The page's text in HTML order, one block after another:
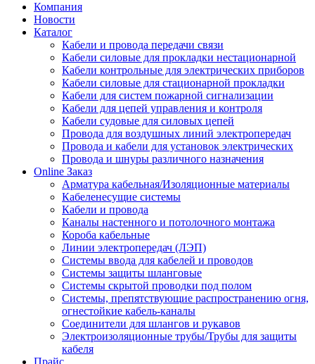
Компания
Новости
Каталог
Кабели и провода передачи связи
Кабели силовые для прокладки нестационарной
Кабели контрольные для электрических приборов
Кабели силовые для стационарной прокладки
Кабели для систем пожарной сигнализации
Кабели для цепей управления и контроля
Кабели судовые для силовых цепей
Провода для воздушных линий электропередач
Провода и кабели для установок электрических
Провода и шнуры различного назначения
Online Заказ
Арматура кабельная/Изоляционные материалы
Кабеленесущие системы
Кабели и провода
Каналы настенного и потолочного монтажа
Короба кабельные
Линии электропередач (ЛЭП)
Системы ввода для кабелей и проводов
Системы защиты шланговые
Системы скрытой проводки под полом
Системы, препятствующие распространению огня,
огнестойкие кабель-каналы
Соединители для шлангов и рукавов
Электроизоляционные трубы/Трубы для защиты
кабеля
Прайс